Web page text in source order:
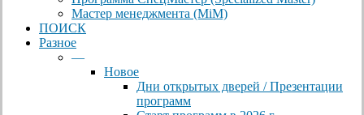
Мастер менеджмента (MiM)
ПОИСК
Разное
—
Новое
Дни открытых дверей / Презентации
программ